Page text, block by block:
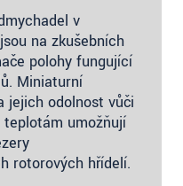
v
na zkušebních
polohy fungující
Miniaturní
jejich odolnost vůči
teplotám umožňují
rotorových hřídelí.